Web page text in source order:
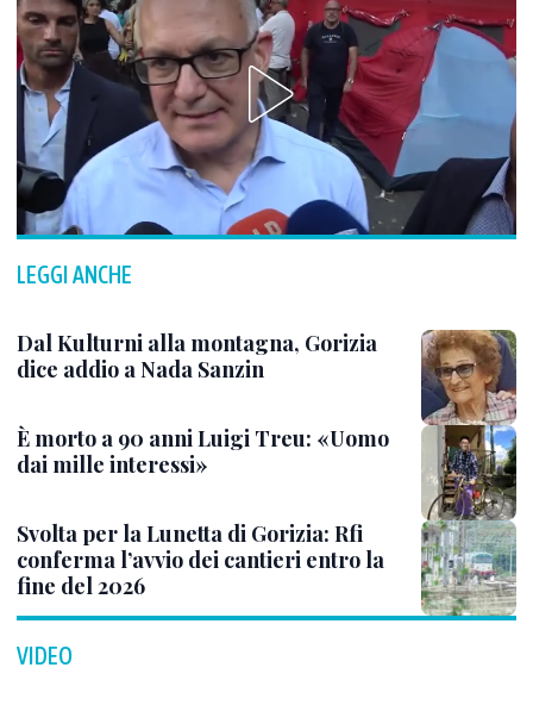
LEGGI ANCHE
Dal Kulturni alla montagna, Gorizia
dice addio a Nada Sanzin
È morto a 90 anni Luigi Treu: «Uomo
dai mille interessi»
Svolta per la Lunetta di Gorizia: Rfi
conferma l’avvio dei cantieri entro la
fine del 2026
VIDEO